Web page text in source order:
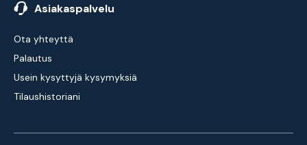
Asiakaspalvelu
Ota yhteyttä
Palautus
Usein kysyttyjä kysymyksiä
Tilaushistoriani